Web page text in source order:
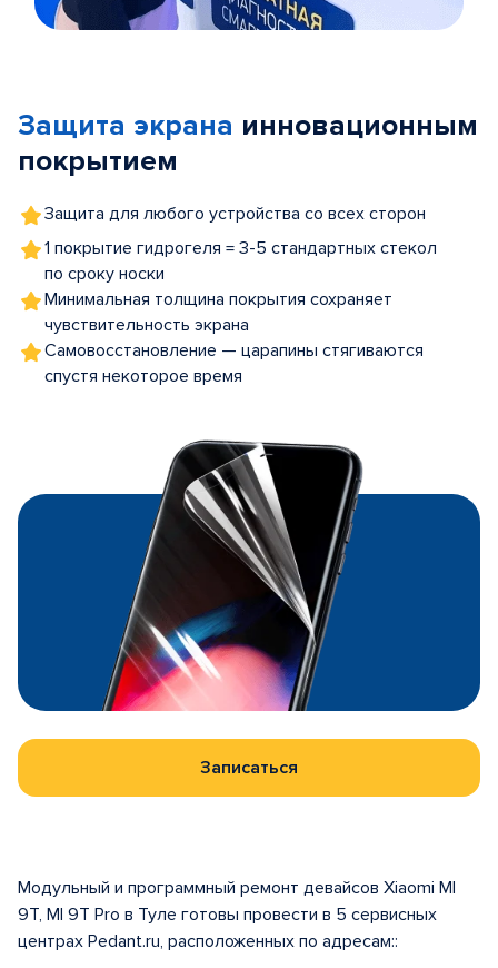
5
Защита экрана инновационным
покрытием
Защита для любого устройства со всех сторон
1 покрытие гидрогеля = 3-5 стандартных стекол
по сроку носки
Минимальная толщина покрытия сохраняет
чувствительность экрана
Самовосстановление — царапины стягиваются
спустя некоторое время
Записаться
Модульный и программный ремонт девайсов Xiaomi MI
9T, MI 9T Pro в Туле готовы провести в 5 сервисных
центрах Pedant.ru, расположенных по адресам::